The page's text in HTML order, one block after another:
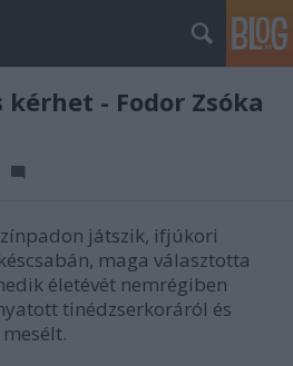
kérhet - Fodor Zsóka
játszik, ifjúkori
maga választotta
életévét nemrégiben
tinédzserkoráról és